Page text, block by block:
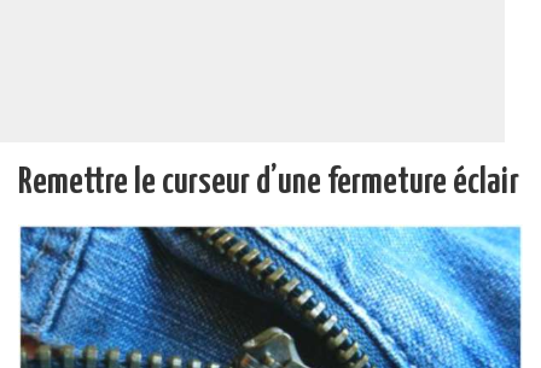
Remettre le curseur d’une fermeture éclair